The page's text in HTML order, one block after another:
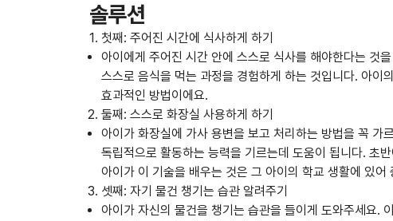
솔루션
첫째: 주어진 시간에 식사하게 하기
아이에게 주어진 시간 안에 스스로 식사를 해야한다는 것
스스로 음식을 먹는 과정을 경험하게 하는 것입니다. 아이
효과적인 방법이에요.
둘째: 스스로 화장실 사용하게 하기
아이가 화장실에 가사 용변을 보고 처리하는 방법을 꼭 가
독립적으로 활동하는 능력을 기르는데 도움이 됩니다. 초
아이가 이 기술을 배우는 것은 그 아이의 학교 생활에 있어
셋째: 자기 물건 챙기는 습관 알려주기
아이가 자신의 물건을 챙기는 습관을 들이게 도와주세요.